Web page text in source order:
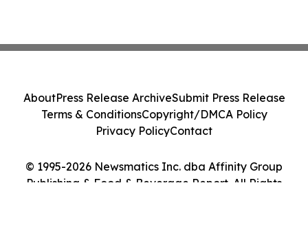
© 1995-2026 Newsmatics Inc. dba Affinity Group
Publishing & Food & Beverage Report. All Rights
AboutPress Release ArchiveSubmit Press Release
Terms & ConditionsCopyright/DMCA Policy
Privacy PolicyContact